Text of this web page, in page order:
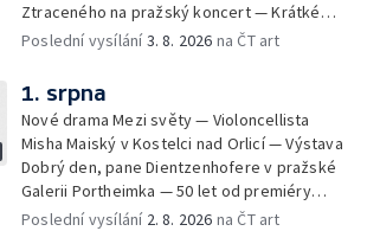
Ztraceného na pražský koncert — Krátké
zprávy z kultury — Nález historických
Poslední vysílání3. 8. 2026 na ČT art
1. srpna
Nové drama Mezi světy — Violoncellista
Misha Maiský v Kostelci nad Orlicí — Výstava
Dobrý den, pane Dientzenhofere v pražské
Galerii Portheimka — 50 let od premiéry
filmu Na samotě u lesa — Krátké zprávy z
Poslední vysílání 2. 8. 2026 na ČT art